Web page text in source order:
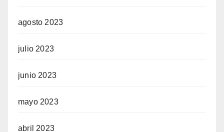
agosto 2023
julio 2023
junio 2023
mayo 2023
abril 2023